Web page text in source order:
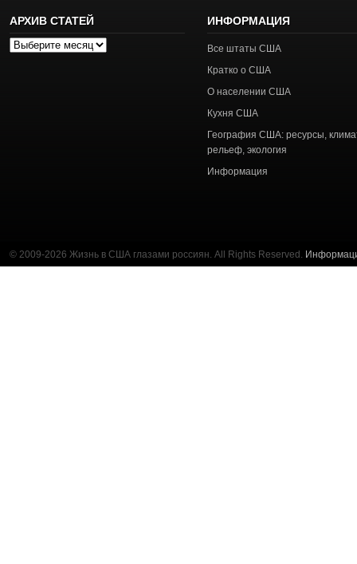
АРХИВ СТАТЕЙ
Архив
ИНФОРМАЦИЯ
Все штаты США
Кратко о США
О населении США
Кухня США
География США: ресурсы,
рельеф, экология
Информация
© 2009-2026 Жизнь в США глазами россиян. All Rights Reserved.